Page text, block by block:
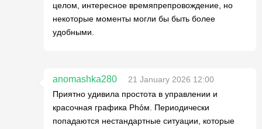
целом, интересное времяпрепровождение, но
некоторые моменты могли бы быть более
удобными.
anomashka280
21 January 2026 12:00
Приятно удивила простота в управлении и
красочная графика Phỏм. Периодически
попадаются нестандартные ситуации, которые